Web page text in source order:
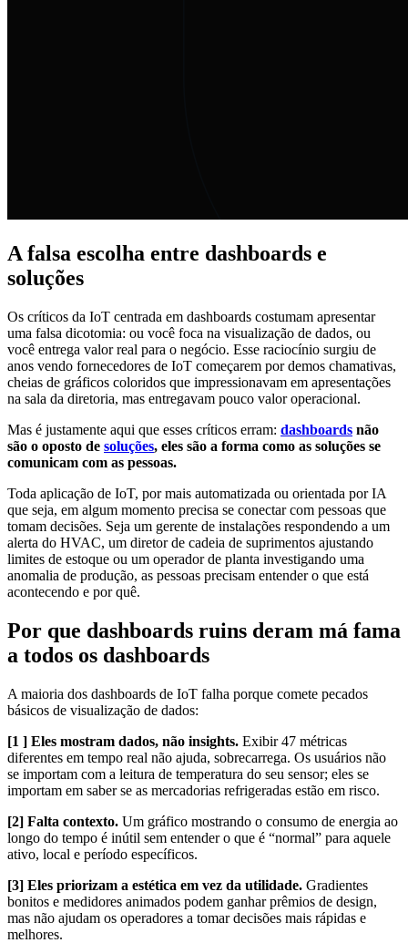
A falsa escolha entre dashboards e
soluções
Os críticos da IoT centrada em dashboards costumam apresentar
uma falsa dicotomia: ou você foca na visualização de dados, ou
você entrega valor real para o negócio. Esse raciocínio surgiu de
anos vendo fornecedores de IoT começarem por demos chamativas,
cheias de gráficos coloridos que impressionavam em apresentações
na sala da diretoria, mas entregavam pouco valor operacional.
Mas é justamente aqui que esses críticos erram: dashboards não
são o oposto de soluções, eles são a forma como as soluções se
comunicam com as pessoas.
Toda aplicação de IoT, por mais automatizada ou orientada por IA
que seja, em algum momento precisa se conectar com pessoas que
tomam decisões. Seja um gerente de instalações respondendo a um
alerta do HVAC, um diretor de cadeia de suprimentos ajustando
limites de estoque ou um operador de planta investigando uma
anomalia de produção, as pessoas precisam entender o que está
acontecendo e por quê.
Por que dashboards ruins deram má fama
a todos os dashboards
A maioria dos dashboards de IoT falha porque comete pecados
básicos de visualização de dados:
[1 ] Eles mostram dados, não insights. Exibir 47 métricas
diferentes em tempo real não ajuda, sobrecarrega. Os usuários não
se importam com a leitura de temperatura do seu sensor; eles se
importam em saber se as mercadorias refrigeradas estão em risco.
[2] Falta contexto. Um gráfico mostrando o consumo de energia ao
longo do tempo é inútil sem entender o que é “normal” para aquele
ativo, local e período específicos.
[3] Eles priorizam a estética em vez da utilidade. Gradientes
bonitos e medidores animados podem ganhar prêmios de design,
mas não ajudam os operadores a tomar decisões mais rápidas e
melhores.